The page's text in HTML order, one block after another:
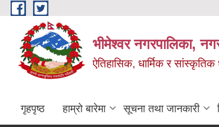
Skip to main content
भीमेश्वर नगरपालिका,
ऐतिहासिक, धार्मिक र
गृहपृष्ठ हाम्रो बारेमा सूचना तथा जानकारी